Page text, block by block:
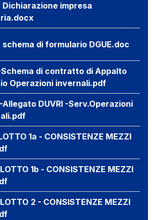
Dichiarazione impresa
schema di formulario DGUE.doc
Schema di contratto di Appalto
Operazioni invernali.pdf
Allegato DUVRI -Serv.Operazioni
1a - CONSISTENZE MEZZI
1b - CONSISTENZE MEZZI
2 - CONSISTENZE MEZZI